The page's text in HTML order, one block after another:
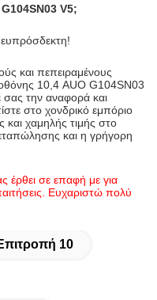
G104SN03 V5;
ευπρόσδεκτη!
και πεπειραμένους
10,4 AUO G104SN03
σας την αναφορά και
στο χονδρικό εμπόριο
και χαμηλής τιμής στο
και η γρήγορη
έρθει σε επαφή με για
Ευχαριστώ πολύ
10